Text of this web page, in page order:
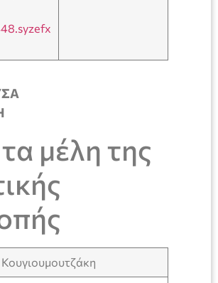
μέλη της